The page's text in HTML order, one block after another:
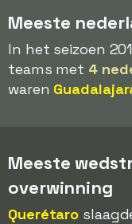
Meeste
In het seizoen
teams met 4
waren
Meeste
overwinning
Querétaro